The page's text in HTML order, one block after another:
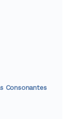
Consonantes